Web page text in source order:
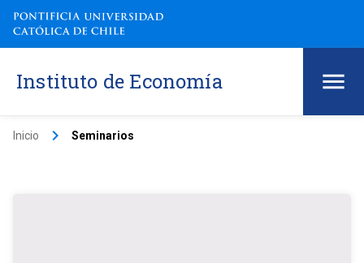
Instituto de Economía
Inicio keyboard_arrow_right Seminarios